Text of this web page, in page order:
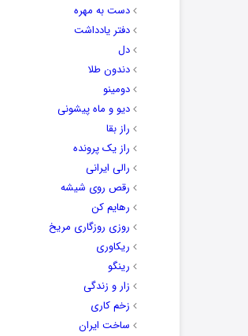
دست به مهره
دفتر یادداشت
دل
دندون طلا
دومینو
دیو و ماه پیشونی
راز بقا
راز یک پرونده
رالی ایرانی
رقص روی شیشه
رهایم کن
روزی روزگاری مریخ
ریکاوری
رینگو
زار و زندگی
زخم کاری
ساخت ایران